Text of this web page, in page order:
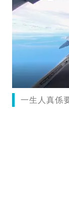
一生人真係